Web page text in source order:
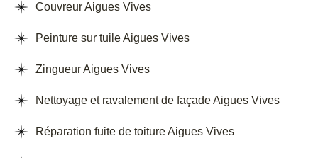
Couvreur Aigues Vives
Peinture sur tuile Aigues Vives
Zingueur Aigues Vives
Nettoyage et ravalement de façade Aigues Vives
Réparation fuite de toiture Aigues Vives